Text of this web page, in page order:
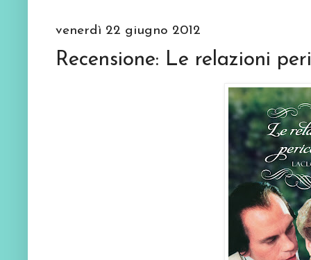
venerdì 22 giugno 2012
Recensione: Le relazioni